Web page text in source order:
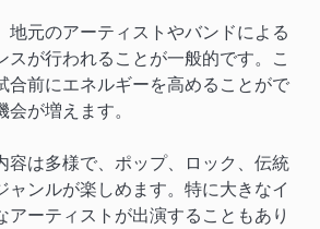
地元のアーティストやバンドによる
スが行われることが一般的です。こ
合前にエネルギーを高めることがで
が増えます。
容は多様で、ポップ、ロック、伝統
ャンルが楽しめます。特に大きなイ
アーティストが出演することもあり